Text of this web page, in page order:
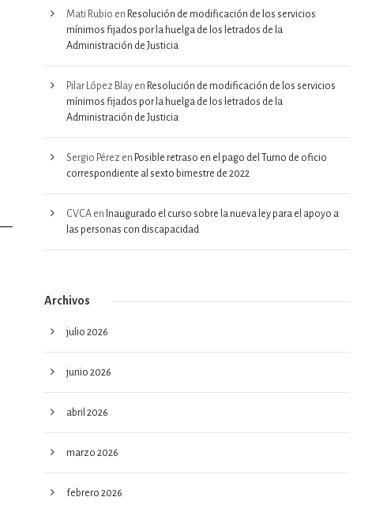
Mati Rubio en Resolución de modificación de los servicios
mínimos fijados por la huelga de los letrados de la
Administración de Justicia
Pilar López Blay en Resolución de modificación de los servicios
mínimos fijados por la huelga de los letrados de la
Administración de Justicia
Sergio Pérez en Posible retraso en el pago del Turno de oficio
correspondiente al sexto bimestre de 2022
CVCA en Inaugurado el curso sobre la nueva ley para el apoyo a
las personas con discapacidad
Archivos
julio 2026
junio 2026
abril 2026
marzo 2026
febrero 2026